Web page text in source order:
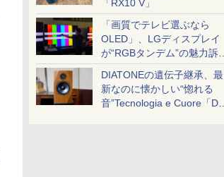
「RX10 V」
「画質でテレビ選ぶなら
OLED」、LGディスプレイ
が“RGBタンデム”の魅力訴
求。液晶とのガチ比較も
DIATONEの遺伝子継承、最
新なのに懐かしい“惚れる
音”Tecnologia e Cuore「DS-